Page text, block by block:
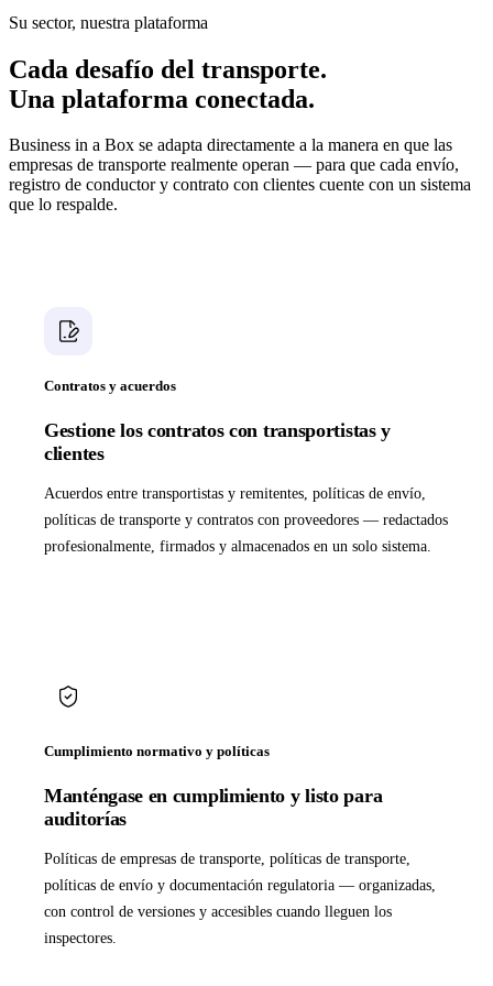
Su sector, nuestra plataforma
Cada desafío del transporte.
Una plataforma conectada.
Business in a Box se adapta directamente a la manera en que las
empresas de transporte realmente operan — para que cada envío,
registro de conductor y contrato con clientes cuente con un sistema
que lo respalde.
Contratos y acuerdos
Gestione los contratos con transportistas y
clientes
Acuerdos entre transportistas y remitentes, políticas de envío,
políticas de transporte y contratos con proveedores — redactados
profesionalmente, firmados y almacenados en un solo sistema.
Cumplimiento normativo y políticas
Manténgase en cumplimiento y listo para
auditorías
Políticas de empresas de transporte, políticas de transporte,
políticas de envío y documentación regulatoria — organizadas,
con control de versiones y accesibles cuando lleguen los
inspectores.